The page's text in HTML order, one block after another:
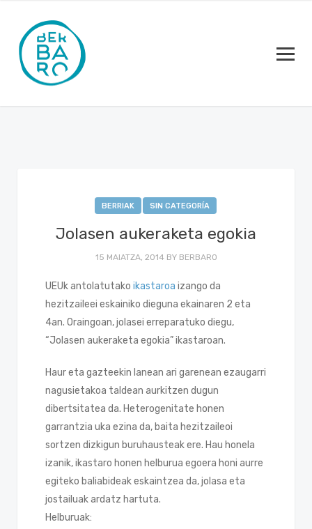
BERRIAK SIN CATEGORÍA
Jolasen aukeraketa egokia
15 MAIATZA, 2014 BY BERBARO
UEUk antolatutako ikastaroa izango da
hezitzaileei eskainiko dieguna ekainaren 2 eta
4an. Oraingoan, jolasei erreparatuko diegu,
“Jolasen aukeraketa egokia” ikastaroan.
Haur eta gazteekin lanean ari garenean ezaugarri
nagusietakoa taldean aurkitzen dugun
dibertsitatea da. Heterogenitate honen
garrantzia uka ezina da, baita hezitzaileoi
sortzen dizkigun buruhausteak ere. Hau honela
izanik, ikastaro honen helburua egoera honi aurre
egiteko baliabideak eskaintzea da, jolasa eta
jostailuak ardatz hartuta.
Helburuak: